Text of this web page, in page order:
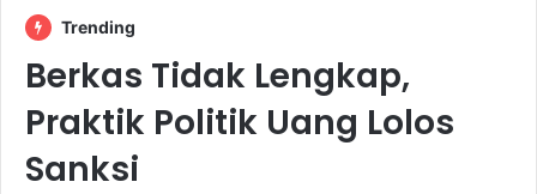
Trending
Berkas Tidak Lengkap,
Praktik Politik Uang Lolos
Sanksi